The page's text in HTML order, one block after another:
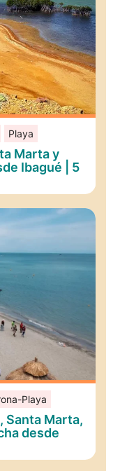
Playa
Marta y
Ibagué | 5
Playa
Santa Marta,
desde